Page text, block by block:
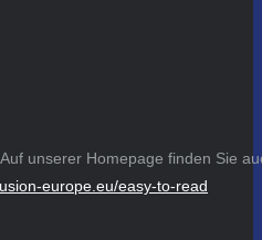
Auf unserer Homepage finden Sie
europe.eu/easy-to-read